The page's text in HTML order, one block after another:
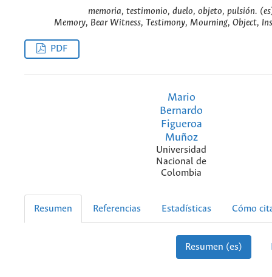
memoria, testimonio, duelo, objeto, pulsión.
Memory, Bear Witness, Testimony, Mourning, Object,
PDF
Mario
Bernardo
Figueroa
Muñoz
Universidad
Nacional de
Colombia
Resumen Referencias Estadísticas Cómo
Resumen (es)